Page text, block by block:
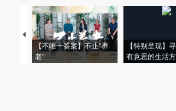
【不唯一答案】不止“养
老”
【特别呈现】
有意思的生活